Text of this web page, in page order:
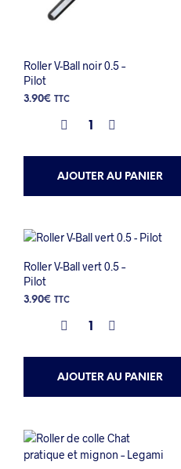
Roller V-Ball noir 0.5 –
Pilot
3.90€ TTC
AJOUTER AU PANIER
Roller V-Ball vert 0.5 –
Pilot
3.90€ TTC
AJOUTER AU PANIER